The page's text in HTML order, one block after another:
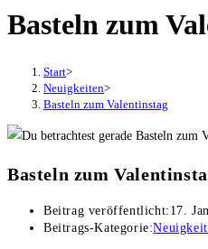
Basteln zum
Start>
Neuigkeiten>
Basteln zum Valentinstag
Basteln zum
Beitrag veröffentlicht: 17.
Beitrags-Kategorie: